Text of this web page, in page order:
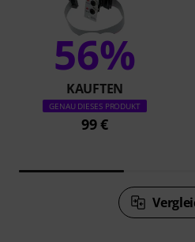
56%
KAUFTEN
GENAU DIESES PRODUKT
99 €